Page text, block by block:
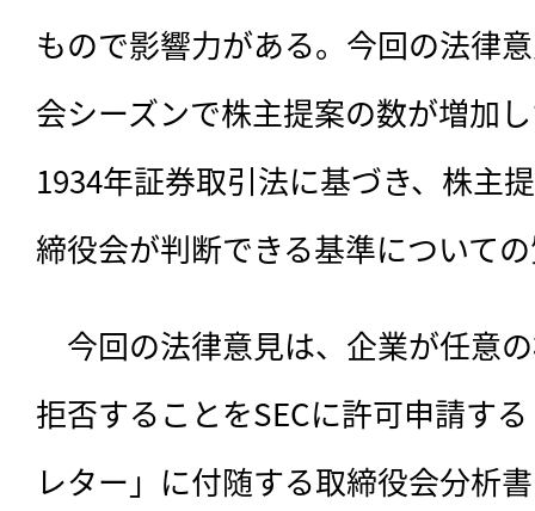
もので影響力がある。今回の法律
会シーズンで株主提案の数が増加
1934年証券取引法に基づき、株主
締役会が判断できる基準について
今回の法律意見は、 企業が任意
拒否することをSECに許可申請す
レター」に付随する取締役会分析